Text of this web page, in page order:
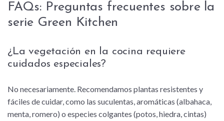
FAQs: Preguntas frecuentes sobre la
serie Green Kitchen
¿La vegetación en la cocina requiere
cuidados especiales?
No necesariamente. Recomendamos plantas resistentes y
fáciles de cuidar, como las suculentas, aromáticas (albahaca,
menta, romero) o especies colgantes (potos, hiedra, cintas)